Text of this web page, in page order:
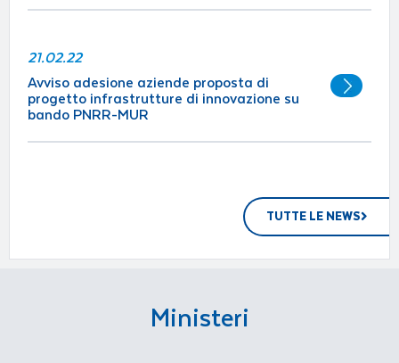
21.02.22
Avviso adesione aziende proposta di
progetto infrastrutture di innovazione su
bando PNRR-MUR
TUTTE LE NEWS
Ministeri